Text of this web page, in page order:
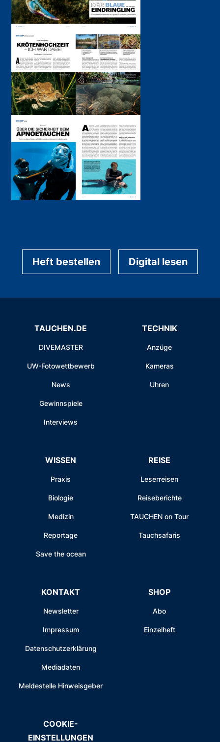
Heft bestellen Digital lesen
TAUCHEN.DE
DIVEMASTER
UW-Fotowettbewerb
News
Gewinnspiele
Interviews
TECHNIK
Anzüge
Kameras
Uhren
WISSEN
Praxis
Biologie
Medizin
Reportage
Save the ocean
REISE
Leserreisen
Reiseberichte
TAUCHEN on Tour
Tauchsafaris
KONTAKT
Newsletter
Impressum
Datenschutzerklärung
Mediadaten
Meldestelle Hinweisgeber
SHOP
Abo
Einzelheft
COOKIE-
EINSTELLUNGEN